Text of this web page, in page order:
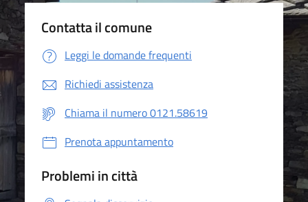
Contatta il comune
Leggi le domande frequenti
Richiedi assistenza
Chiama il numero 0121.58619
Prenota appuntamento
Problemi in città